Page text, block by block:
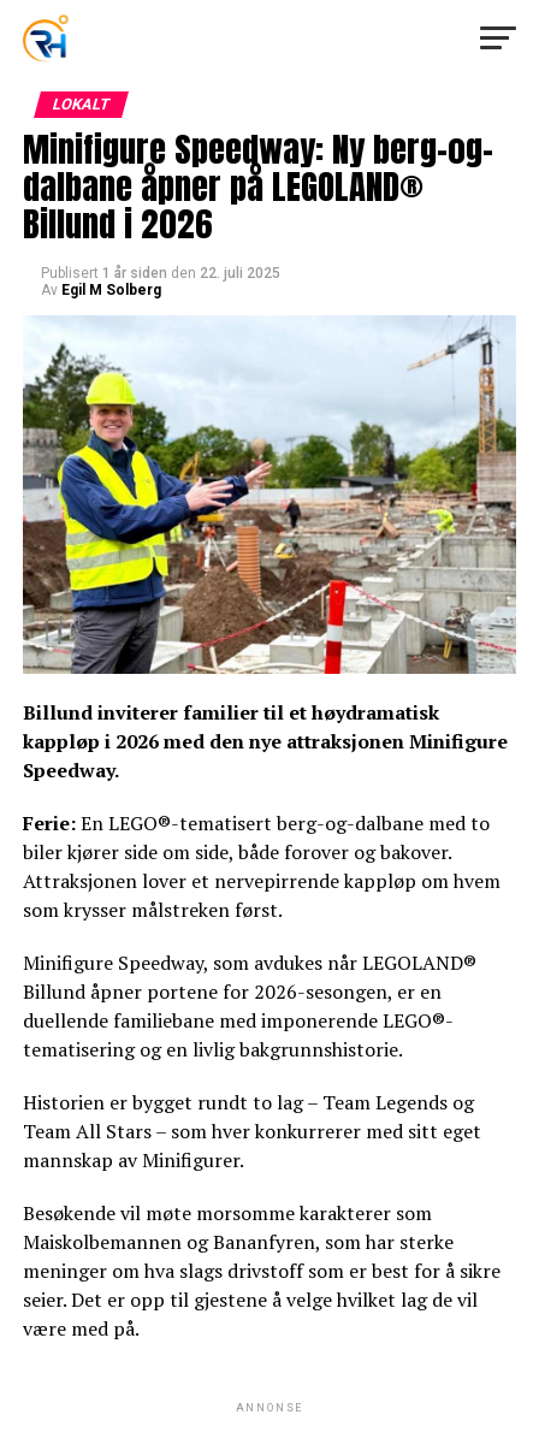
LOKALT
Minifigure Speedway: Ny berg-og-
dalbane åpner på LEGOLAND®
Billund i 2026
Publisert 1 år siden den 22. juli 2025
Av Egil M Solberg
Billund inviterer familier til et høydramatisk
kappløp i 2026 med den nye attraksjonen Minifigure
Speedway.
Ferie:En LEGO®-tematisert berg-og-dalbane med to
biler kjører side om side, både forover og bakover.
Attraksjonen lover et nervepirrende kappløp om hvem
som krysser målstreken først.
Minifigure Speedway, som avdukes når LEGOLAND®
Billund åpner portene for 2026-sesongen, er en
duellende familiebane med imponerende LEGO®-
tematisering og en livlig bakgrunnshistorie.
Historien er bygget rundt to lag – Team Legends og
Team All Stars – som hver konkurrerer med sitt eget
mannskap av Minifigurer.
Besøkende vil møte morsomme karakterer som
Maiskolbemannen og Bananfyren, som har sterke
meninger om hva slags drivstoff som er best for å sikre
seier. Det er opp til gjestene å velge hvilket lag de vil
være med på.
ANNONSE